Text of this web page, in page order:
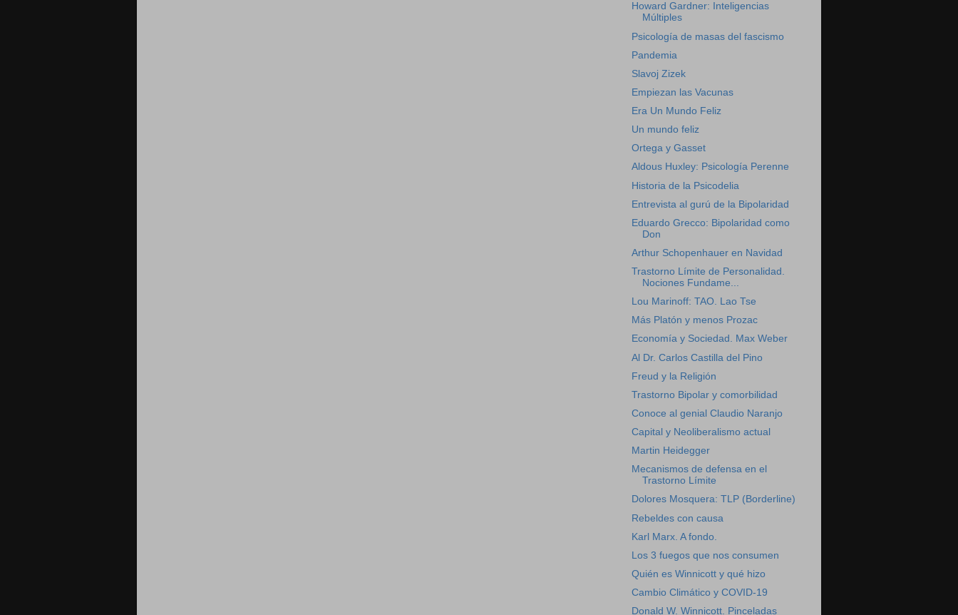
Howard Gardner: Inteligencias
Múltiples
Psicología de masas del fascismo
Pandemia
Slavoj Zizek
Empiezan las Vacunas
Era Un Mundo Feliz
Un mundo feliz
Ortega y Gasset
Aldous Huxley: Psicología Perenne
Historia de la Psicodelia
Entrevista al gurú de la Bipolaridad
Eduardo Grecco: Bipolaridad como
Don
Arthur Schopenhauer en Navidad
Trastorno Límite de Personalidad.
Nociones Fundame...
Lou Marinoff: TAO. Lao Tse
Más Platón y menos Prozac
Economía y Sociedad. Max Weber
Al Dr. Carlos Castilla del Pino
Freud y la Religión
Trastorno Bipolar y comorbilidad
Conoce al genial Claudio Naranjo
Capital y Neoliberalismo actual
Martin Heidegger
Mecanismos de defensa en el
Trastorno Límite
Dolores Mosquera: TLP (Borderline)
Rebeldes con causa
Karl Marx. A fondo.
Los 3 fuegos que nos consumen
Quién es Winnicott y qué hizo
Cambio Climático y COVID-19
Donald W. Winnicott. Pinceladas